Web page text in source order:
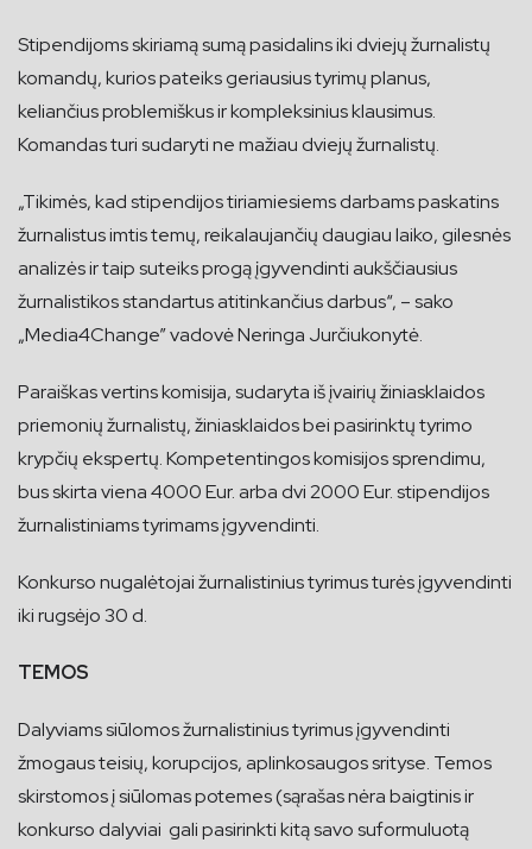
Stipendijoms skiriamą sumą pasidalins iki dviejų žurnalistų
komandų, kurios pateiks geriausius tyrimų planus,
keliančius problemiškus ir kompleksinius klausimus.
Komandas turi sudaryti ne mažiau dviejų žurnalistų.
„Tikimės, kad stipendijos tiriamiesiems darbams paskatins
žurnalistus imtis temų, reikalaujančių daugiau laiko, gilesnės
analizės ir taip suteiks progą įgyvendinti aukščiausius
žurnalistikos standartus atitinkančius darbus“, – sako
„Media4Change” vadovė Neringa Jurčiukonytė.
Paraiškas vertins komisija, sudaryta iš įvairių žiniasklaidos
priemonių žurnalistų, žiniasklaidos bei pasirinktų tyrimo
krypčių ekspertų. Kompetentingos komisijos sprendimu,
bus skirta viena 4000 Eur. arba dvi 2000 Eur. stipendijos
žurnalistiniams tyrimams įgyvendinti.
Konkurso nugalėtojai žurnalistinius tyrimus turės įgyvendinti
iki rugsėjo 30 d.
TEMOS
Dalyviams siūlomos žurnalistinius tyrimus įgyvendinti
žmogaus teisių, korupcijos, aplinkosaugos srityse. Temos
skirstomos į siūlomas potemes (sąrašas nėra baigtinis ir
konkurso dalyviai gali pasirinkti kitą savo suformuluotą